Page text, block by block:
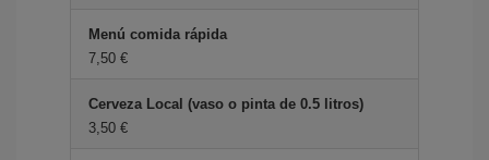
Menú comida rápida
7,50 €
Cerveza Local (vaso o pinta de 0.5 litros)
3,50 €